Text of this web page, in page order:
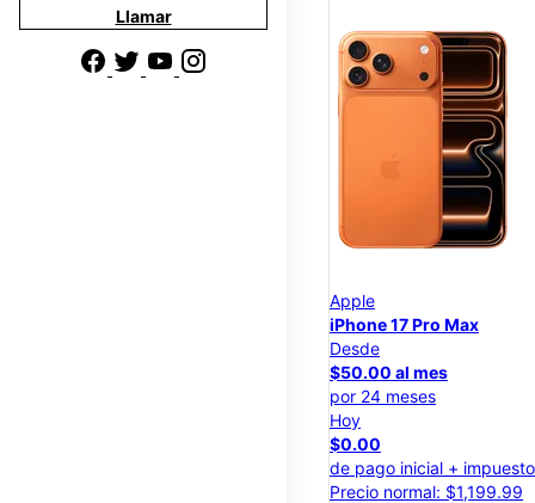
Llamar
Apple
iPhone 17 Pro Max
Desde
$50.00 al mes
por 24 meses
Hoy
$0.00
de pago inicial +
Precio normal: $1,199.99